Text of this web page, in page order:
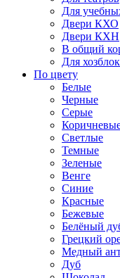
Для
Двери КХО
Двери КХН
В общий
Для
По цвету
Белые
Черные
Серые
Светлые
Темные
Зеленые
Венге
Синие
Красные
Бежевые
Белёный
Грецкий
Медный
Дуб